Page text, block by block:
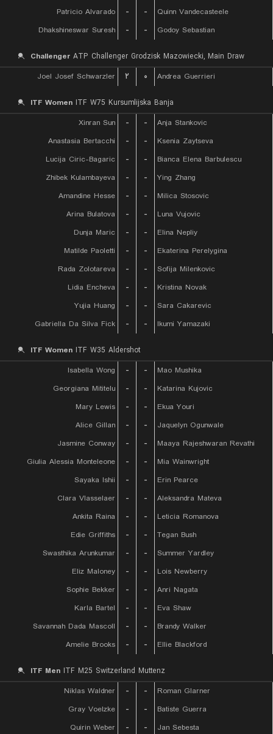
Patricio Alvarado
- -
Quinn Vandecasteele
Dhakshineswar Suresh
- - Godoy Sebastian
Challenger ATP Challenger Grodzisk Mazowiecki, Main Draw
Joel Josef Schwarzler
۲ ۰ Andrea Guerrieri
ITF Women ITF W75 Kursumlijska Banja
Xinran Sun
- -
Anja Stankovic
Anastasia Bertacchi
- -
Ksenia Zaytseva
Lucija Ciric-Bagaric
- -
Bianca Elena Barbulescu
Zhibek Kulambayeva
- -
Ying Zhang
Amandine Hesse
- -
Milica Stosovic
Arina Bulatova
- -
Luna Vujovic
Dunja Maric
- -
Elina Nepliy
Matilde Paoletti
- -
Ekaterina Perelygina
Rada Zolotareva
- -
Sofija Milenkovic
Lidia Encheva
- -
Kristina Novak
Yujia Huang
- -
Sara Cakarevic
Gabriella Da Silva Fick
- - Ikumi Yamazaki
ITF Women ITF W35 Aldershot
Isabella Wong
- -
Mao Mushika
Georgiana Mititelu
- -
Katarina Kujovic
Mary Lewis
- -
Ekua Youri
Alice Gillan
- -
Jaquelyn Ogunwale
Jasmine Conway
- -
Maaya Rajeshwaran Revathi
Giulia Alessia Monteleone
- -
Mia Wainwright
Sayaka Ishii
- -
Erin Pearce
Clara Vlasselaer
- -
Aleksandra Mateva
Ankita Raina
- -
Leticia Romanova
Edie Griffiths
- -
Tegan Bush
Swasthika Arunkumar
- -
Summer Yardley
Eliz Maloney
- -
Lois Newberry
Sophie Bekker
- -
Anri Nagata
Karla Bartel
- -
Eva Shaw
Savannah Dada Mascoll
- -
Brandy Walker
Amelie Brooks
- - Ellie Blackford
ITF Men ITF M25 Switzerland Muttenz
Niklas Waldner
- -
Roman Glarner
Gray Voelzke
- -
Batiste Guerra
Quirin Weber
- -
Jan Sebesta